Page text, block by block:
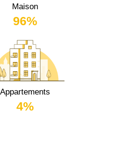
Maison
96%
Appartements
4%